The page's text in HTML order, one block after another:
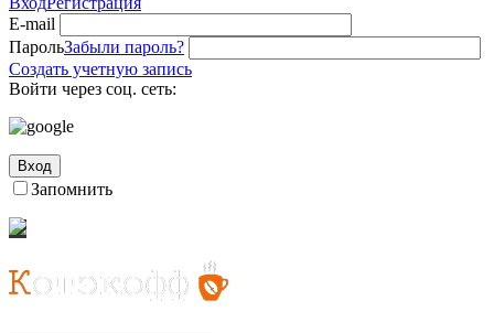
E-mail
ПарольЗабыли пароль?
Создать учетную запись
Войти через соц. сеть:
Вход
Запомнить